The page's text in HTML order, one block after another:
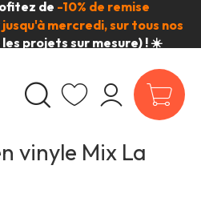
de -10% de remise
mercredi, sur tous nos
les projets sur mesure) ! ☀️
vinyle Mix La